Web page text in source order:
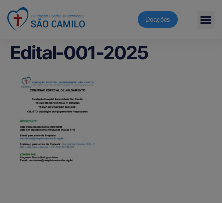
Doações
Edital-001-2025